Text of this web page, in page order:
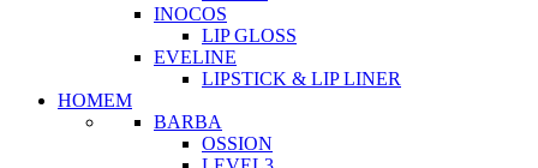
INOCOS
LIP GLOSS
EVELINE
LIPSTICK & LIP LINER
HOMEM
BARBA
OSSION